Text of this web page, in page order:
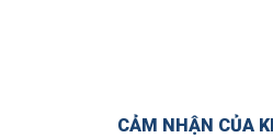
CẢM NHẬN CỦA